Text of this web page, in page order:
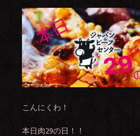
こんにくわ！
本日肉29の日！！